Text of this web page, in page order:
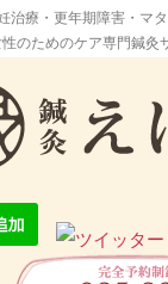
治療・更年期障害・マ
のためのケア専門鍼灸